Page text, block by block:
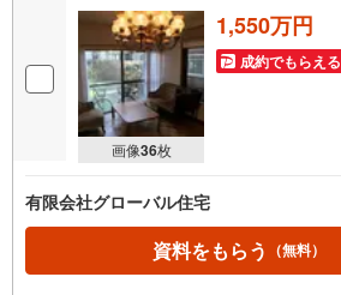
画像36枚
1,550万円
成約でもらえる
有限会社グローバル住宅
資料をもらう （無料）